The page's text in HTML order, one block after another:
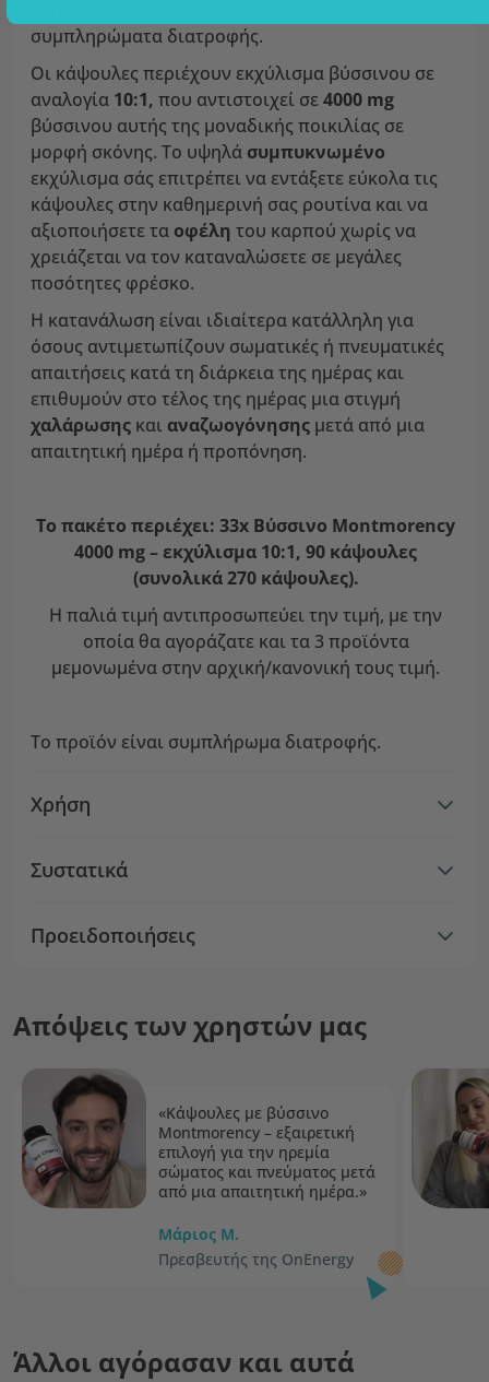
συμπληρώματα διατροφής.
Οι κάψουλες περιέχουν εκχύλισμα βύσσινου σε
αναλογία 10:1, που αντιστοιχεί σε4000 mg
βύσσινου αυτής της μοναδικής ποικιλίας σε
μορφή σκόνης. Το υψηλά συμπυκνωμένο
εκχύλισμα σάς επιτρέπει να εντάξετε εύκολα τις
κάψουλες στην καθημερινή σας ρουτίνα και να
αξιοποιήσετε τα οφέλη του καρπού χωρίς να
χρειάζεται να τον καταναλώσετε σε μεγάλες
ποσότητες φρέσκο.
Η κατανάλωση είναι ιδιαίτερα κατάλληλη για
όσους αντιμετωπίζουν σωματικές ή πνευματικές
απαιτήσεις κατά τη διάρκεια της ημέρας και
επιθυμούν στο τέλος της ημέρας μια στιγμή
χαλάρωσης και αναζωογόνησης μετά από μια
απαιτητική ημέρα ή προπόνηση.
Το πακέτο περιέχει: 33x Βύσσινο Montmorency
4000 mg – εκχύλισμα 10:1, 90 κάψουλες
(συνολικά 270 κάψουλες).
Η παλιά τιμή αντιπροσωπεύει την τιμή, με την
οποία θα αγοράζατε και τα 3 προϊόντα
μεμονωμένα στην αρχική/κανονική τους τιμή.
Το προϊόν είναι συμπλήρωμα διατροφής.
Χρήση
Συστατικά
Προειδοποιήσεις
Απόψεις των χρηστών μας
«Κάψουλες με βύσσινο
Montmorency – εξαιρετική
επιλογή για την ηρεμία
σώματος και πνεύματος μετά
από μια απαιτητική ημέρα.»
Μάριος Μ.
Πρεσβευτής της OnEnergy
Άλλοι αγόρασαν και αυτά